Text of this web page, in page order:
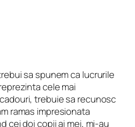
sa spunem ca lucrurile
cele mai
trebuie sa recunosc
ramas impresionata
cei doi copii ai mei, mi-au